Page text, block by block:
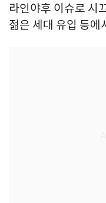
라인야후 이슈로 시
젊은 세대 유입 등에